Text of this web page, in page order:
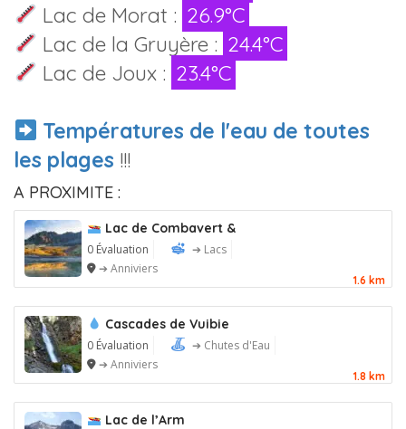
Lac de Morat : 26.9°C
Lac de la Gruyère : 24.4°C
Lac de Joux : 23.4°C
Températures de l'eau de toutes
les plages !!!
A PROXIMITE :
Lac de Combavert &
0 Évaluation
➔ Lacs
➔ Anniviers
1.6 km
Cascades de Vuibie
0 Évaluation
➔ Chutes d'Eau
➔ Anniviers
1.8 km
Lac de l’Arm